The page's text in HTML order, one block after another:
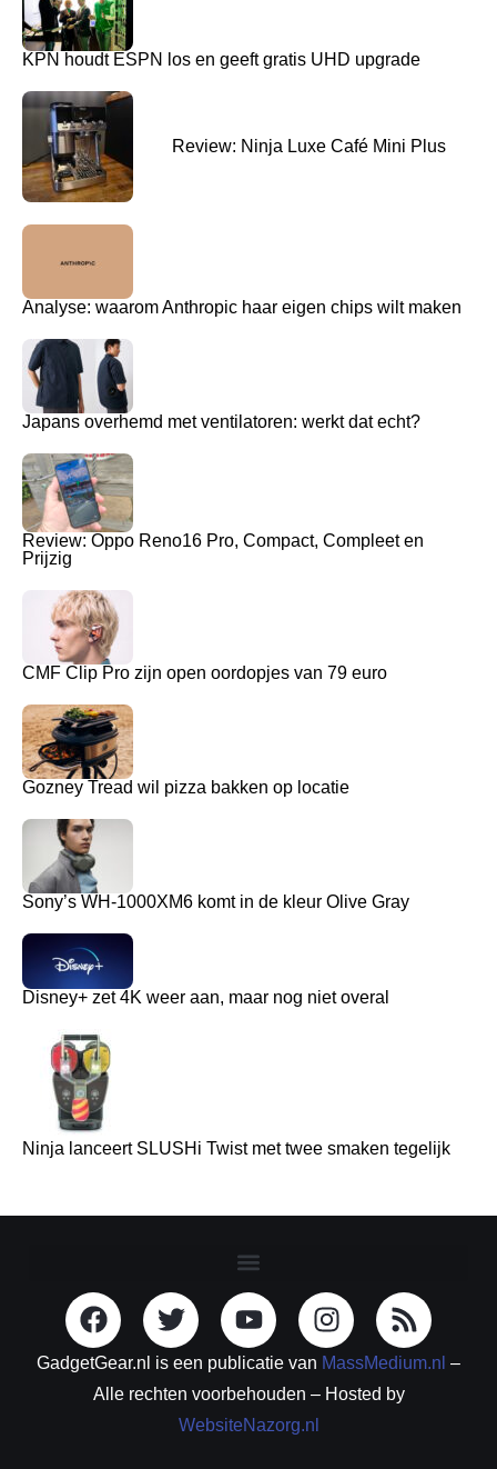
KPN houdt ESPN los en geeft gratis UHD upgrade
Review: Ninja Luxe Café Mini Plus
Analyse: waarom Anthropic haar eigen chips wilt maken
Japans overhemd met ventilatoren: werkt dat echt?
Review: Oppo Reno16 Pro, Compact, Compleet en
Prijzig
CMF Clip Pro zijn open oordopjes van 79 euro
Gozney Tread wil pizza bakken op locatie
Sony’s WH-1000XM6 komt in de kleur Olive Gray
Disney+ zet 4K weer aan, maar nog niet overal
Ninja lanceert SLUSHi Twist met twee smaken tegelijk
GadgetGear.nl is een publicatie van MassMedium.nl –
Alle rechten voorbehouden – Hosted by
WebsiteNazorg.nl